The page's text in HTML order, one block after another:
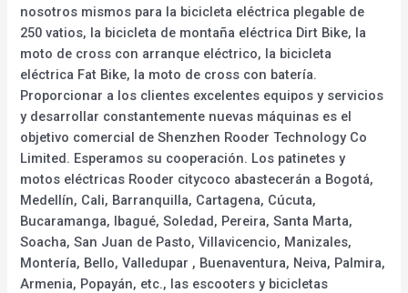
nosotros mismos para la bicicleta eléctrica plegable de
250 vatios, la bicicleta de montaña eléctrica Dirt Bike, la
moto de cross con arranque eléctrico, la bicicleta
eléctrica Fat Bike, la moto de cross con batería.
Proporcionar a los clientes excelentes equipos y servicios
y desarrollar constantemente nuevas máquinas es el
objetivo comercial de Shenzhen Rooder Technology Co
Limited. Esperamos su cooperación. Los patinetes y
motos eléctricas Rooder citycoco abastecerán a Bogotá,
Medellín, Cali, Barranquilla, Cartagena, Cúcuta,
Bucaramanga, Ibagué, Soledad, Pereira, Santa Marta,
Soacha, San Juan de Pasto, Villavicencio, Manizales,
Montería, Bello, Valledupar , Buenaventura, Neiva, Palmira,
Armenia, Popayán, etc., las escooters y bicicletas